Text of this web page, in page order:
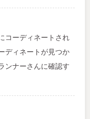
コーディネートされ
ディネートが見つか
ンナーさんに確認す